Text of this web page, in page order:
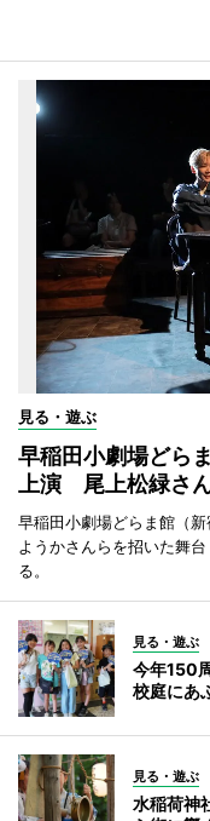
見る・遊ぶ
早稲田小劇場どら
上演 尾上松緑さ
早稲田小劇場どらま館（
ようかさんらを招いた舞
る。
見る・遊ぶ
今年150
校庭にあ
見る・遊ぶ
水稲荷神